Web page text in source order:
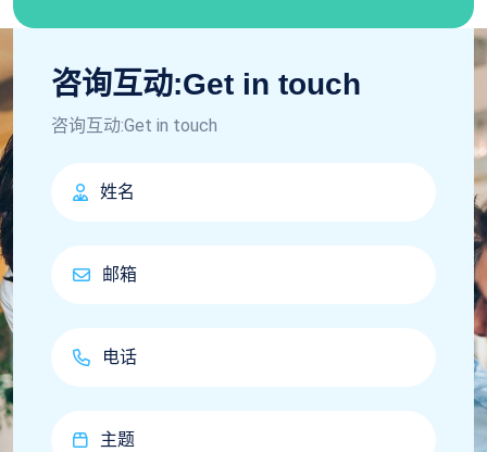
咨询互动:Get in touch
咨询互动:Get in touch